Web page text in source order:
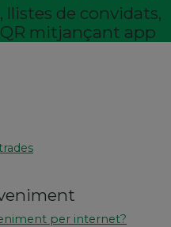
de convidats,
mitjançant app
per internet?